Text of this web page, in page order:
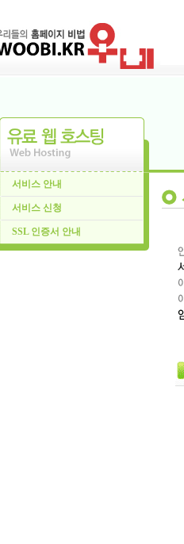
서비스 안내
서비스 신청
SSL 인증서 안내